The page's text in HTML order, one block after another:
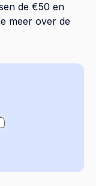
de €50 en
meer over de